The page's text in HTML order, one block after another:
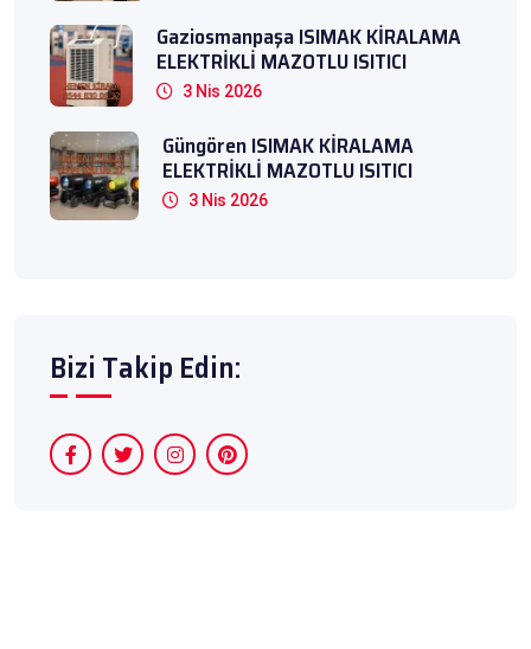
Gaziosmanpaşa ISIMAK KİRALAMA
ELEKTRİKLİ MAZOTLU ISITICI
3 Nis 2026
Güngören ISIMAK KİRALAMA
ELEKTRİKLİ MAZOTLU ISITICI
3 Nis 2026
Bizi Takip Edin: